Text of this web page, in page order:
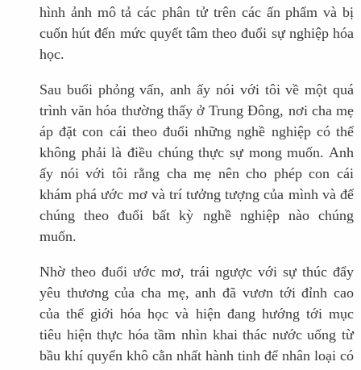
hình ảnh mô tả các phân tử trên các ấn phẩm và bị
cuốn hút đến mức quyết tâm theo đuổi sự nghiệp hóa
học.
Sau buổi phỏng vấn, anh ấy nói với tôi về một quá
trình văn hóa thường thấy ở Trung Đông, nơi cha mẹ
áp đặt con cái theo đuổi những nghề nghiệp có thể
không phải là điều chúng thực sự mong muốn. Anh
ấy nói với tôi rằng cha mẹ nên cho phép con cái
khám phá ước mơ và trí tưởng tượng của mình và để
chúng theo đuổi bất kỳ nghề nghiệp nào chúng
muốn.
Nhờ theo đuổi ước mơ, trái ngược với sự thúc đẩy
yêu thương của cha mẹ, anh đã vươn tới đỉnh cao
của thế giới hóa học và hiện đang hướng tới mục
tiêu hiện thực hóa tầm nhìn khai thác nước uống từ
bầu khí quyển khô cằn nhất hành tinh để nhân loại có